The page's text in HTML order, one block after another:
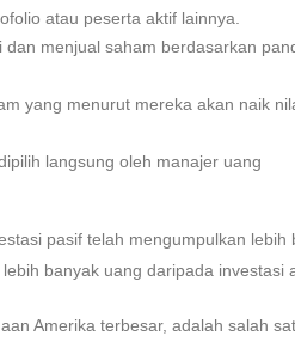
atau peserta aktif lainnya.
menjual saham berdasarkan
yang menurut mereka akan naik
langsung oleh manajer uang
pasif telah mengumpulkan lebih
banyak uang daripada investasi
Amerika terbesar, adalah salah